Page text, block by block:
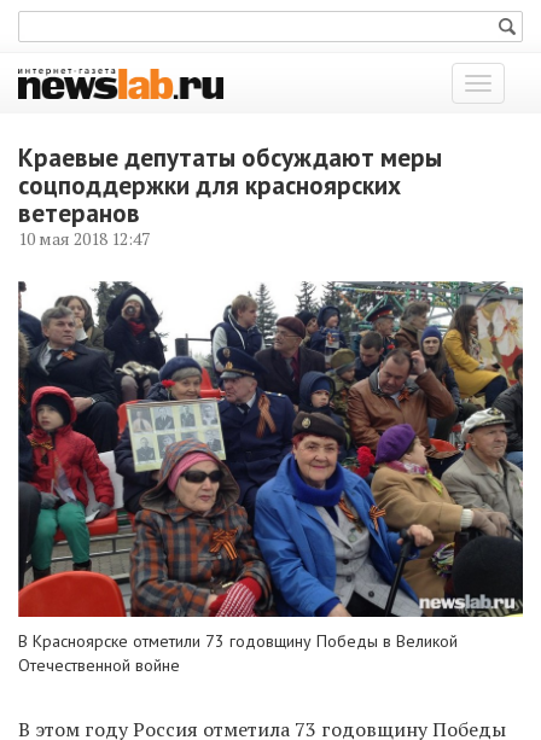
Показать
меню
Краевые депутаты обсуждают меры
соцподдержки для красноярских
ветеранов
10 мая 2018 12:47
В Красноярске отметили 73 годовщину Победы в Великой
Отечественной войне
В этом году Россия отметила 73 годовщину Победы